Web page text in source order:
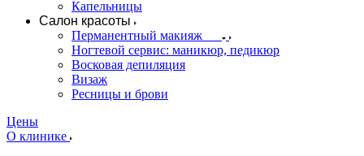
Капельницы
Салон красоты
Перманентный макияж
Ногтевой сервис: маникюр, педикюр
Восковая депиляция
Визаж
Ресницы и брови
Цены
О клинике